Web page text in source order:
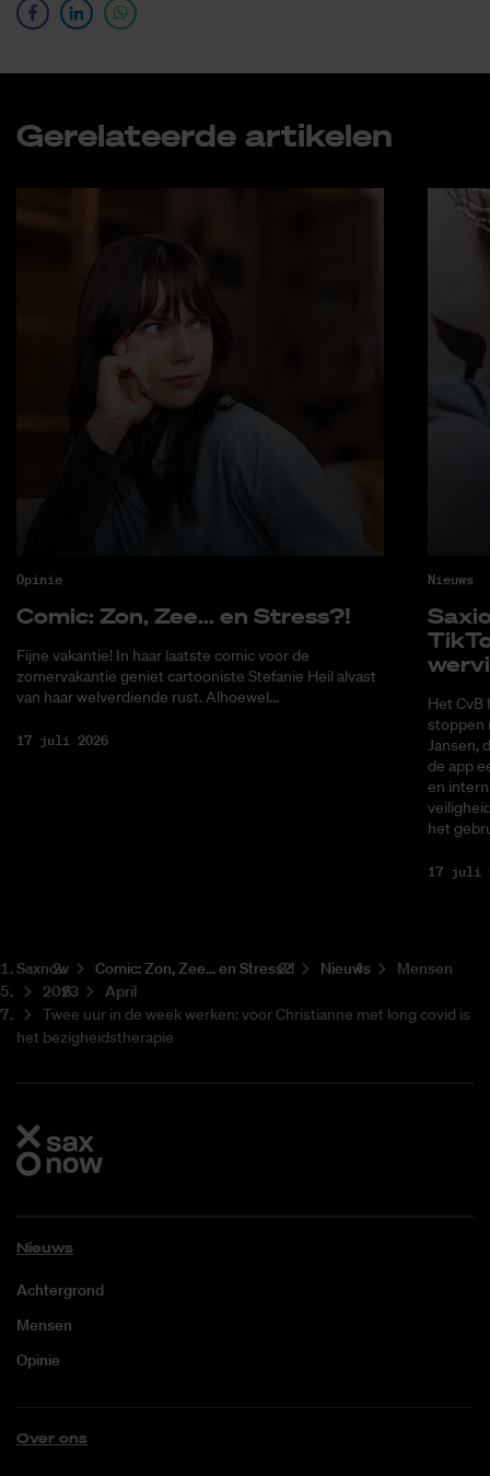
Ge­re­la­teer­de ar­ti­ke­len
Opinie
Co­mic: Zon, Zee... en Stress?!
Fijne vakantie! In haar laatste comic voor de
zomervakantie geniet cartooniste Stefanie Heil alvast
van haar welverdiende rust. Alhoewel...
17 juli 2026
Nieuws
Het CvB
stoppen
Jansen,
de app
en
het
17 juli
Saxnow Co­mic: Zon, Zee... en Stress?! Nieuws
Mensen
2023
April
Twee uur in de week werken: voor Christianne met long covid is
het bezigheidstherapie
Nieuws
Achtergrond
Mensen
Opinie
Over ons